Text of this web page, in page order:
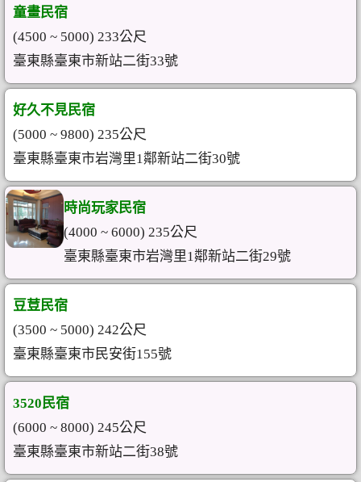
童畫民宿
(4500 ~ 5000) 233公尺
臺東縣臺東市新站二街33號
好久不見民宿
(5000 ~ 9800) 235公尺
臺東縣臺東市岩灣里1鄰新站二街30號
時尚玩家民宿
(4000 ~ 6000) 235公尺
臺東縣臺東市岩灣里1鄰新站二街29號
豆荳民宿
(3500 ~ 5000) 242公尺
臺東縣臺東市民安街155號
3520民宿
(6000 ~ 8000) 245公尺
臺東縣臺東市新站二街38號